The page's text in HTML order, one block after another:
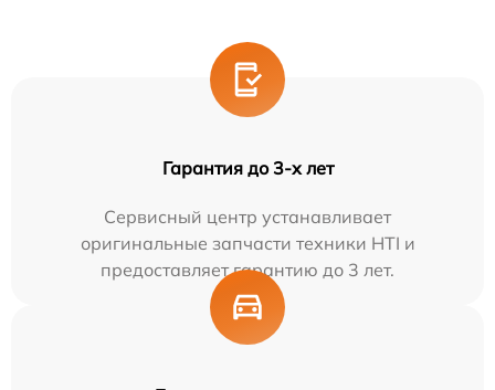
Гарантия до 3-х лет
Сервисный центр устанавливает
оригинальные запчасти техники HTI и
предоставляет гарантию до 3 лет.